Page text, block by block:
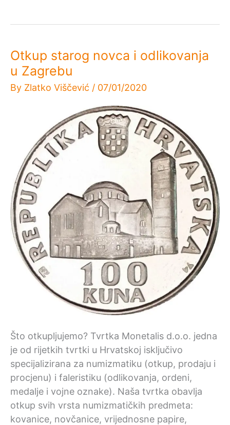
Otkup starog novca i odlikovanja
u Zagrebu
By Zlatko Viščević / 07/01/2020
Što otkupljujemo? Tvrtka Monetalis d.o.o. jedna
je od rijetkih tvrtki u Hrvatskoj isključivo
specijalizirana za numizmatiku (otkup, prodaju i
procjenu) i faleristiku (odlikovanja, ordeni,
medalje i vojne oznake). Naša tvrtka obavlja
otkup svih vrsta numizmatičkih predmeta:
kovanice, novčanice, vrijednosne papire,